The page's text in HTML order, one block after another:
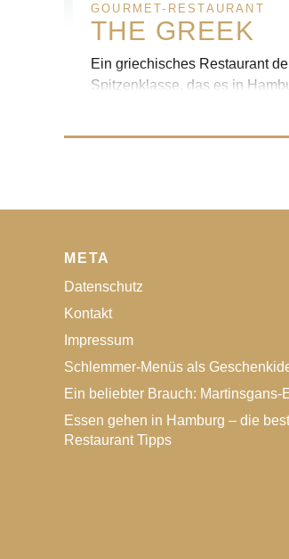
GOURMET-RESTAURANT
THE GREEK
Ein griechisches Restaurant
Spitzenklasse, das es in
META
Datenschutz
Kontakt
Impressum
Schlemmer-Menüs als
Ein beliebter Brauch: Martinsgans-
Essen gehen in Hamburg – die
Restaurant Tipps